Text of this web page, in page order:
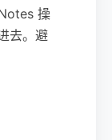
操
去。避